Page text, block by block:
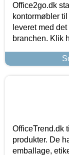
Office2go.dk
kontormøbler
leveret med
branchen. Klik
OfficeTrend.dk
produkter. De
emballage,